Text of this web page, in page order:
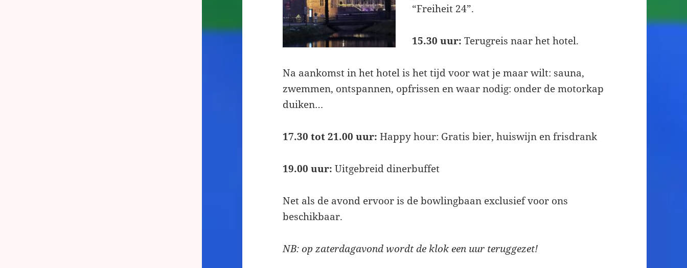
“Freiheit 24”.
15.30 uur: Terugreis naar het hotel.
Na aankomst in het hotel is het tijd voor wat je maar wilt: sauna,
zwemmen, ontspannen, opfrissen en waar nodig: onder de motorkap
duiken…
17.30 tot 21.00 uur: Happy hour: Gratis bier, huiswijn en frisdrank
19.00 uur: Uitgebreid dinerbuffet
Net als de avond ervoor is de bowlingbaan exclusief voor ons
beschikbaar.
NB: op zaterdagavond wordt de klok een uur teruggezet!